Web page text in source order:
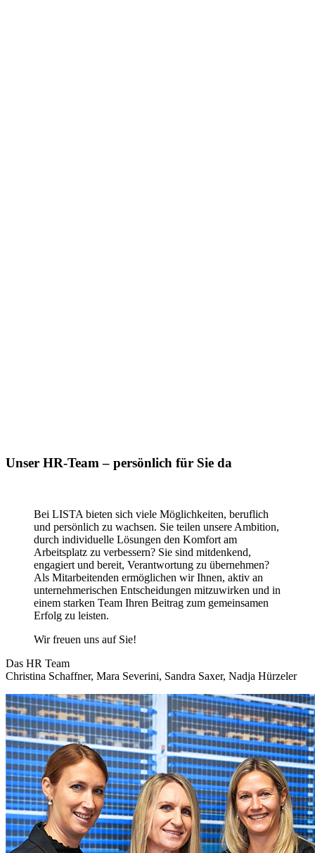
Unser HR-Team – persönlich für Sie da
Bei LISTA bieten sich viele Möglichkeiten, beruflich
und persönlich zu wachsen. Sie teilen unsere Ambition,
durch individuelle Lösungen den Komfort am
Arbeitsplatz zu verbessern? Sie sind mitdenkend,
engagiert und bereit, Verantwortung zu übernehmen?
Als Mitarbeitenden ermöglichen wir Ihnen, aktiv an
unternehmerischen Entscheidungen mitzuwirken und in
einem starken Team Ihren Beitrag zum gemeinsamen
Erfolg zu leisten.
Wir freuen uns auf Sie!
Das HR Team
Christina Schaffner, Mara Severini, Sandra Saxer, Nadja Hürzeler